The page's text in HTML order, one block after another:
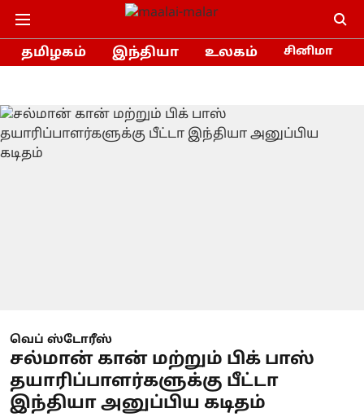
தமிழகம் இந்தியா உலகம் சினிமா
வெப் ஸ்டோரீஸ்
சல்மான் கான் மற்றும் பிக் பாஸ்
தயாரிப்பாளர்களுக்கு பீட்டா
இந்தியா அனுப்பிய கடிதம்